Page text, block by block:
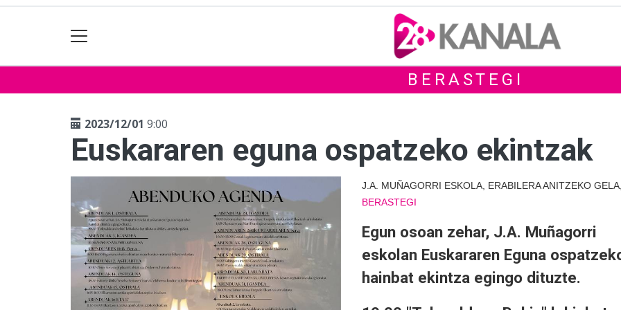
BERASTEGI
2023/12/01 9:00
Euskararen eguna ospatzeko ekintzak
J.A. MUÑAGORRI ESKOLA, ERABILERA ANITZEKO
BERASTEGI
Egun osoan zehar, J.A. Muñagorri
eskolan Euskararen Eguna
hainbat ekintza egingo dituzte.